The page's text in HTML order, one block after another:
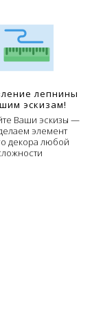
лепнины
эскизам!
Ваши эскизы —
элемент
декора любой